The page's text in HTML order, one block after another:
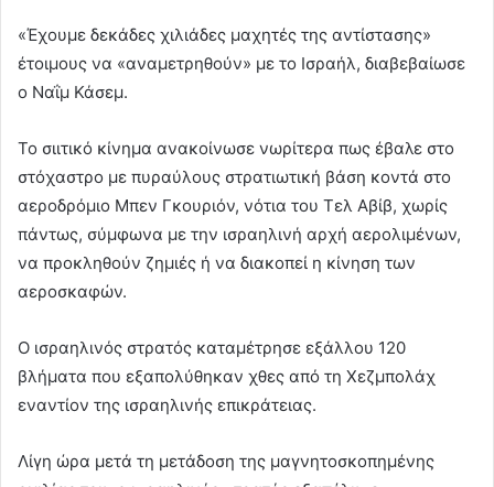
«Έχουμε δεκάδες χιλιάδες μαχητές της αντίστασης»
έτοιμους να «αναμετρηθούν» με το Ισραήλ, διαβεβαίωσε
ο Ναΐμ Κάσεμ.
Το σιιτικό κίνημα ανακοίνωσε νωρίτερα πως έβαλε στο
στόχαστρο με πυραύλους στρατιωτική βάση κοντά στο
αεροδρόμιο Μπεν Γκουριόν, νότια του Τελ Αβίβ, χωρίς
πάντως, σύμφωνα με την ισραηλινή αρχή αερολιμένων,
να προκληθούν ζημιές ή να διακοπεί η κίνηση των
αεροσκαφών.
Ο ισραηλινός στρατός καταμέτρησε εξάλλου 120
βλήματα που εξαπολύθηκαν χθες από τη Χεζμπολάχ
εναντίον της ισραηλινής επικράτειας.
Λίγη ώρα μετά τη μετάδοση της μαγνητοσκοπημένης